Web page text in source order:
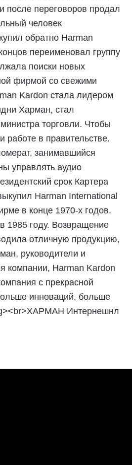
после переговоров продал
человек
обратно Harman
переименовал группу
поиски новых
фирмой со свежими
Kardon стала лидером
Харман, стал
торговли. Чтобы
работе в правительстве.
занимавшийся
управлять аудио
срок Картера
Harman International
в конце 1970-х годов.
1985 году. Возвращение
отличную продукцию,
руководители и
компании, Harman Kardon
с прекрасной
инноваций, больше
Интернешнл